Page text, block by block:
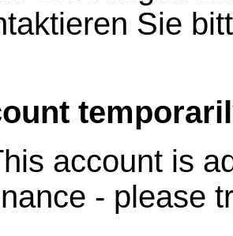
Sie
account is
- please